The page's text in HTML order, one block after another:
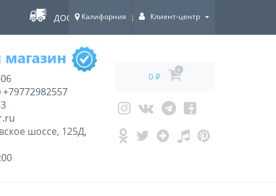
ДОСТАВКА ПО ВСЕЙ РОССИИ!
Калифорния Клиент-центр
+79772982557
шоссе, 125Д,
0 ₽
0